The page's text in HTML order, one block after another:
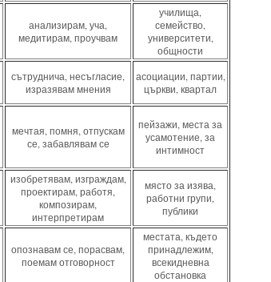
анализирам, уча,
медитирам, проучвам
училища,
семейство,
университети,
общности
сътруднича, несъгласие,
изразявам мнения
асоциации, партии,
църкви, квартал
мечтая, помня, отпускам
се, забавлявам се
пейзажи, места за
усамотение, за
интимност
изобретявам, изграждам,
проектирам, работя,
композирам,
интерпретирам
място за изява,
работни групи,
публики
опознавам се, порасвам,
поемам отговорност
местата, където
принадлежим,
всекидневна
обстановка